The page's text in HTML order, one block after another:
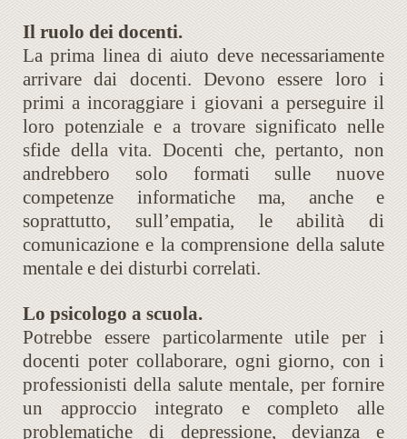
Il ruolo dei docenti.
La prima linea di aiuto deve necessariamente
arrivare dai docenti. Devono essere loro i
primi a incoraggiare i giovani a perseguire il
loro potenziale e a trovare significato nelle
sfide della vita. Docenti che, pertanto, non
andrebbero solo formati sulle nuove
competenze informatiche ma, anche e
soprattutto, sull’empatia, le abilità di
comunicazione e la comprensione della salute
mentale e dei disturbi correlati.
Lo psicologo a scuola.
Potrebbe essere particolarmente utile per i
docenti poter collaborare, ogni giorno, con i
professionisti della salute mentale, per fornire
un approccio integrato e completo alle
problematiche di depressione, devianza e